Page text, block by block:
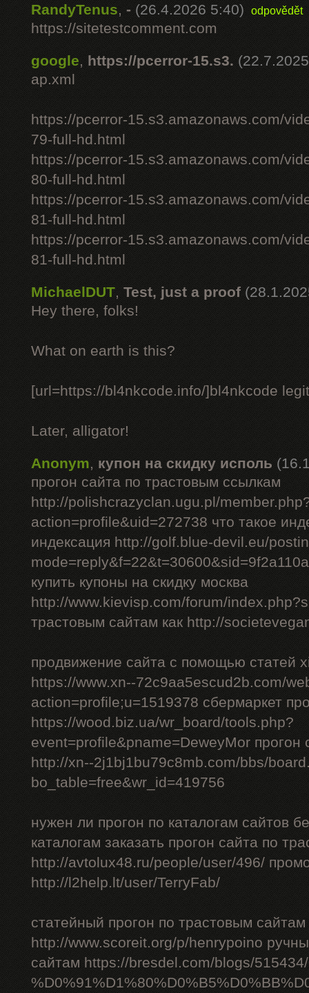
RandyTenus, - (26.4.2026 5:40) odpovědět
https://sitetestcomment.com
google, https://pcerror-15.s3.
ap.xml
https://pcerror-15.s3.amazonaws.com/
79-full-hd.html
https://pcerror-15.s3.amazonaws.com/
80-full-hd.html
https://pcerror-15.s3.amazonaws.com/
81-full-hd.html
https://pcerror-15.s3.amazonaws.com/
81-full-hd.html
MichaelDUT, Test, just a proof
Hey there, folks!
What on earth is this?
[url=https://bl4nkcode.info/]bl4nkcode
Later, alligator!
Anonym, купон на скидку исполь
прогон сайта по трастовым ссылкам
http://polishcrazyclan.ugu.pl/
action=profile&uid=272738 что такое
индексация http://golf.blue-devil.eu/
купить купоны на скидку москва
http://www.kievisp.com/forum/
трастовым сайтам как http://
продвижение сайта с помощью статей
https://www.xn--72c9aa5escud2b.com/
action=profile;u=1519378 сбермаркет
https://wood.biz.ua/wr_board/tools.php?
event=profile&pname=DeweyMor
http://xn--2j1bj1bu79c8mb.com/bbs/
bo_table=free&wr_id=419756
нужен ли прогон по каталогам сайтов
каталогам заказать прогон сайта по
http://avtolux48.ru/people/user/496/
http://l2help.lt/user/TerryFab/
статейный прогон по трастовым сайтам
http://www.scoreit.org/p/henrypoino
сайтам https://bresdel.com/blogs/